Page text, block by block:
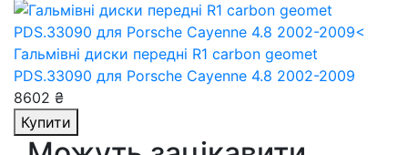
Гальмівні диски передні R1 carbon geomet
PDS.33090 для Porsche Cayenne 4.8 2002-2009
8602 ₴
Купити